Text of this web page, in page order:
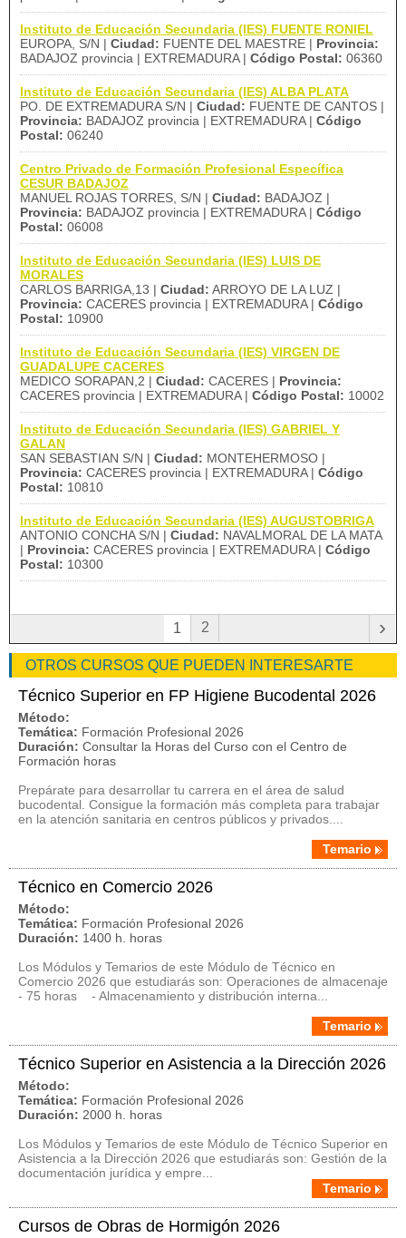
Instituto de Educación Secundaria (IES) FUENTE RONIEL
EUROPA, S/N | Ciudad: FUENTE DEL MAESTRE | Provincia:
BADAJOZ provincia | EXTREMADURA | Código Postal: 06360
Instituto de Educación Secundaria (IES) ALBA PLATA
PO. DE EXTREMADURA S/N | Ciudad: FUENTE DE CANTOS |
Provincia: BADAJOZ provincia | EXTREMADURA | Código
Postal: 06240
Centro Privado de Formación Profesional Específica
CESUR BADAJOZ
MANUEL ROJAS TORRES, S/N | Ciudad: BADAJOZ |
Provincia: BADAJOZ provincia | EXTREMADURA | Código
Postal: 06008
Instituto de Educación Secundaria (IES) LUIS DE
MORALES
CARLOS BARRIGA,13 | Ciudad: ARROYO DE LA LUZ |
Provincia: CACERES provincia | EXTREMADURA | Código
Postal: 10900
Instituto de Educación Secundaria (IES) VIRGEN DE
GUADALUPE CACERES
MEDICO SORAPAN,2 | Ciudad: CACERES | Provincia:
CACERES provincia | EXTREMADURA | Código Postal: 10002
Instituto de Educación Secundaria (IES) GABRIEL Y
GALAN
SAN SEBASTIAN S/N | Ciudad: MONTEHERMOSO |
Provincia: CACERES provincia | EXTREMADURA | Código
Postal: 10810
Instituto de Educación Secundaria (IES) AUGUSTOBRIGA
ANTONIO CONCHA S/N | Ciudad: NAVALMORAL DE LA MATA
| Provincia: CACERES provincia | EXTREMADURA | Código
Postal: 10300
1 2 ›
OTROS CURSOS QUE PUEDEN INTERESARTE
Técnico Superior en FP Higiene Bucodental 2026
Método:
Temática: Formación Profesional 2026
Duración: Consultar la Horas del Curso con el Centro de
Formación horas
Prepárate para desarrollar tu carrera en el área de salud
bucodental. Consigue la formación más completa para trabajar
en la atención sanitaria en centros públicos y privados....
Temario
Técnico en Comercio 2026
Método:
Temática: Formación Profesional 2026
Duración: 1400 h. horas
Los Módulos y Temarios de este Módulo de Técnico en
Comercio 2026 que estudiarás son: Operaciones de almacenaje
- 75 horas - Almacenamiento y distribución interna...
Temario
Técnico Superior en Asistencia a la Dirección 2026
Método:
Temática: Formación Profesional 2026
Duración: 2000 h. horas
Los Módulos y Temarios de este Módulo de Técnico Superior en
Asistencia a la Dirección 2026 que estudiarás son: Gestión de la
documentación jurídica y empre...
Temario
Cursos de Obras de Hormigón 2026